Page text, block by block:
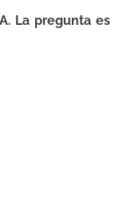
La pregunta es